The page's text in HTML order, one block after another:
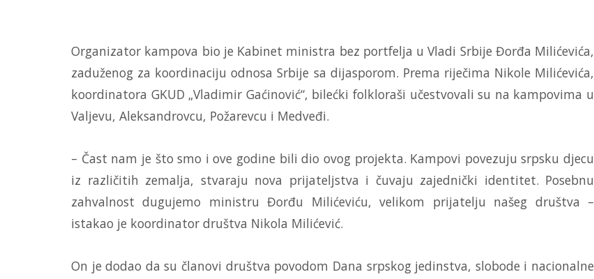
Organizator kampova bio je Kabinet ministra bez portfelja u Vladi Srbije Đorđa Milićevića,
zaduženog za koordinaciju odnosa Srbije sa dijasporom. Prema riječima Nikole Milićevića,
koordinatora GKUD „Vladimir Gaćinović“, bilećki folkloraši učestvovali su na kampovima u
Valjevu, Aleksandrovcu, Požarevcu i Medveđi.
– Čast nam je što smo i ove godine bili dio ovog projekta. Kampovi povezuju srpsku djecu
iz različitih zemalja, stvaraju nova prijateljstva i čuvaju zajednički identitet. Posebnu
zahvalnost dugujemo ministru Đorđu Milićeviću, velikom prijatelju našeg društva –
istakao je koordinator društva Nikola Milićević.
On je dodao da su članovi društva povodom Dana srpskog jedinstva, slobode i nacionalne